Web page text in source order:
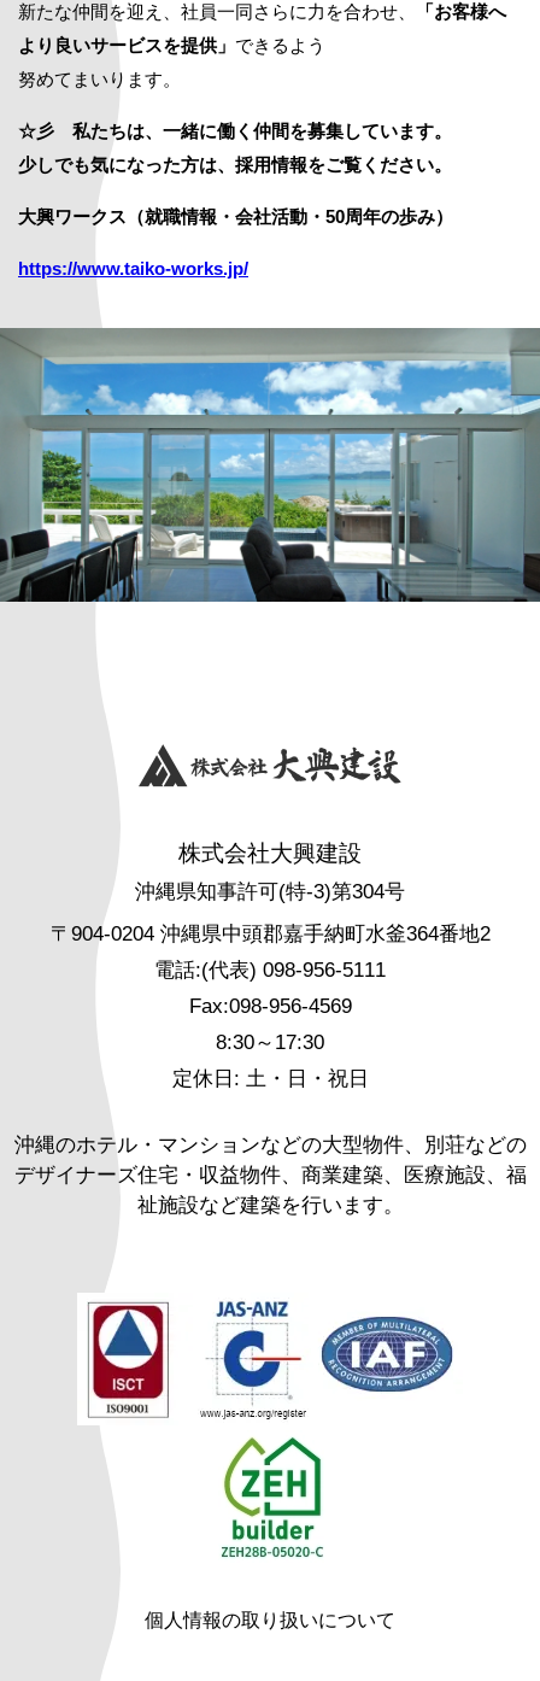
新たな仲間を迎え、社員一同さらに力を合わせ、
「お客様へ
より良いサービスを提供」 できるよう
努めてまいります。
☆彡 私たちは、一緒に働く仲間を募集しています。
少しでも気になった方は、採用情報をご覧ください。
大興ワークス（就職情報・会社活動・50周年の歩み）
https://www.taiko-works.jp/
株式会社大興建設
沖縄県知事許可(特-3)第304号
〒904-0204 沖縄県中頭郡嘉手納町水釜364番地2
電話:(代表) 098-956-5111
Fax:098-956-4569
8:30～17:30
定休日: 土・日・祝日
沖縄のホテル・マンションなどの大型物件、別荘などの
デザイナーズ住宅・収益物件、商業建築、医療施設、福
祉施設など建築を行います。
個人情報の取り扱いについて